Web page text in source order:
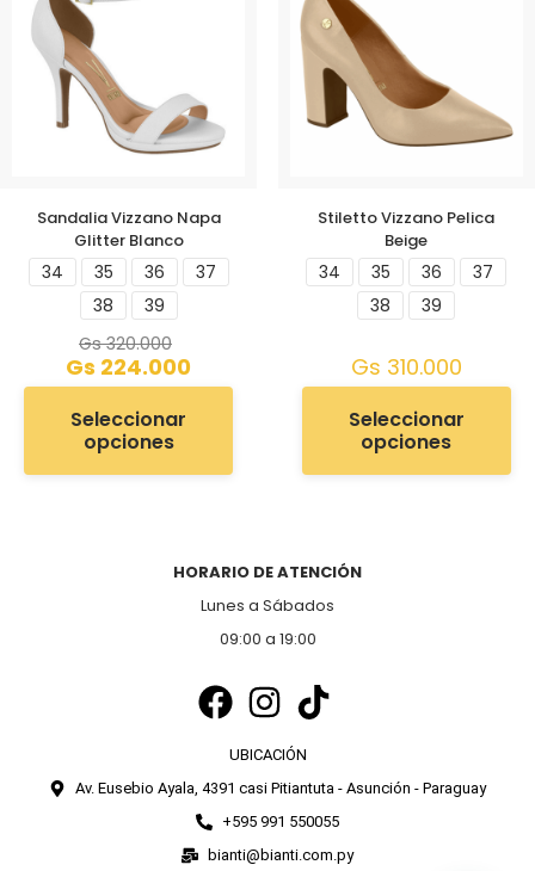
Sandalia Vizzano Napa
Glitter Blanco
34 35 36
37
38
39
Gs320.000
Gs 224.000
Seleccionar
opciones
Stiletto Vizzano Pelica
Beige
34 35 36
37
38
39
Gs 310.000
Seleccionar
opciones
HORARIO DE ATENCIÓN
Lunes a Sábados
09:00 a 19:00
UBICACIÓN
Av. Eusebio Ayala, 4391 casi Pitiantuta - Asunción - Paraguay
+595 991 550055
bianti@bianti.com.py